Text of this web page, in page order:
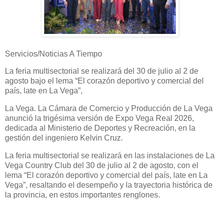
Servicios/Noticias A Tiempo
La feria multisectorial se realizará del 30 de julio al 2 de
agosto bajo el lema “El corazón deportivo y comercial del
país, late en La Vega”,
La Vega. La Cámara de Comercio y Producción de La Vega
anunció la trigésima versión de Expo Vega Real 2026,
dedicada al Ministerio de Deportes y Recreación, en la
gestión del ingeniero Kelvin Cruz.
La feria multisectorial se realizará en las instalaciones de La
Vega Country Club del 30 de julio al 2 de agosto, con el
lema “El corazón deportivo y comercial del país, late en La
Vega”, resaltando el desempeño y la trayectoria histórica de
la provincia, en estos importantes renglones.